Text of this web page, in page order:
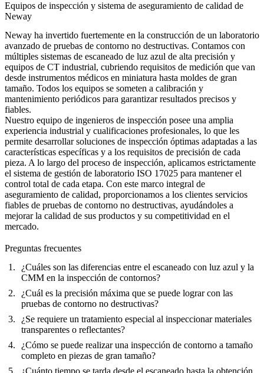
Equipos de inspección y sistema de aseguramiento de calidad de
Neway
Neway ha invertido fuertemente en la construcción de un laboratorio
avanzado de pruebas de contorno no destructivas. Contamos con
múltiples sistemas de escaneado de luz azul de alta precisión y
equipos de CT industrial, cubriendo requisitos de medición que van
desde instrumentos médicos en miniatura hasta moldes de gran
tamaño. Todos los equipos se someten a calibración y
mantenimiento periódicos para garantizar resultados precisos y
fiables.
Nuestro equipo de ingenieros de inspección posee una amplia
experiencia industrial y cualificaciones profesionales, lo que les
permite desarrollar soluciones de inspección óptimas adaptadas a las
características específicas y a los requisitos de precisión de cada
pieza. A lo largo del proceso de inspección, aplicamos estrictamente
el sistema de gestión de laboratorio ISO 17025 para mantener el
control total de cada etapa. Con este marco integral de
aseguramiento de calidad, proporcionamos a los clientes servicios
fiables de pruebas de contorno no destructivas, ayudándoles a
mejorar la calidad de sus productos y su competitividad en el
mercado.
Preguntas frecuentes
¿Cuáles son las diferencias entre el escaneado con luz azul y la
CMM en la inspección de contornos?
¿Cuál es la precisión máxima que se puede lograr con las
pruebas de contorno no destructivas?
¿Se requiere un tratamiento especial al inspeccionar materiales
transparentes o reflectantes?
¿Cómo se puede realizar una inspección de contorno a tamaño
completo en piezas de gran tamaño?